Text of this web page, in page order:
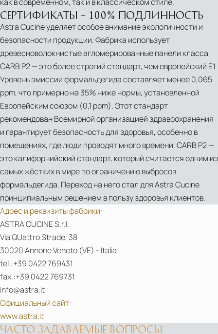
Minimal
PDF
HC08
/
HIGH
Kitchen
Collection
СЕРТИФИКАТЫ – 100% ПОДЛИННОСТЬ
Astra Cucine уделяет особое внимание экологичности и
безопасности продукции. Фабрика использует
древесноволокнистые агломерированные панели класса
CARB P2 — это более строгий стандарт, чем европейский Е1.
Уровень эмиссии формальдегида составляет менее 0,065
ppm, что примерно на 35% ниже нормы, установленной
Европейским союзом (0,1 ppm). Этот стандарт
рекомендован Всемирной организацией здравоохранения
и гарантирует безопасность для здоровья, особенно в
помещениях, где люди проводят много времени. CARB P2 —
это калифорнийский стандарт, который считается одним из
самых жёстких в мире по ограничению выбросов
формальдегида. Переход на него стал для Astra Cucine
принципиальным решением в пользу здоровья клиентов.
Адрес и реквизиты фабрики:
ASTRA CUCINE S.r.l.
Via QUattro Strade, 38
30020 Annone Veneto (VE) - Italia
tel.:+39 0422 769431
fax.:+39 0422 769731
info@astra.it
Официальный сайт:
www.astra.it
ЧАСТО ЗАДАВАЕМЫЕ ВОПРОСЫ